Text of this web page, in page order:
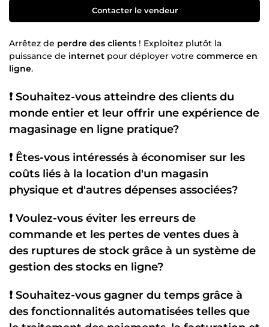
Contacter le vendeur
Arrêtez de perdre des clients ! Exploitez plutôt la
puissance de internet pour déployer votre commerce en
ligne.
❗ Souhaitez-vous atteindre des clients du
monde entier et leur offrir une expérience de
magasinage en ligne pratique?
❗ Êtes-vous intéressés à économiser sur les
coûts liés à la location d'un magasin
physique et d'autres dépenses associées?
❗ Voulez-vous éviter les erreurs de
commande et les pertes de ventes dues à
des ruptures de stockgrâce à un système de
gestion des stocks en ligne?
❗ Souhaitez-vous gagner du temps grâce à
des fonctionnalités automatisées telles que